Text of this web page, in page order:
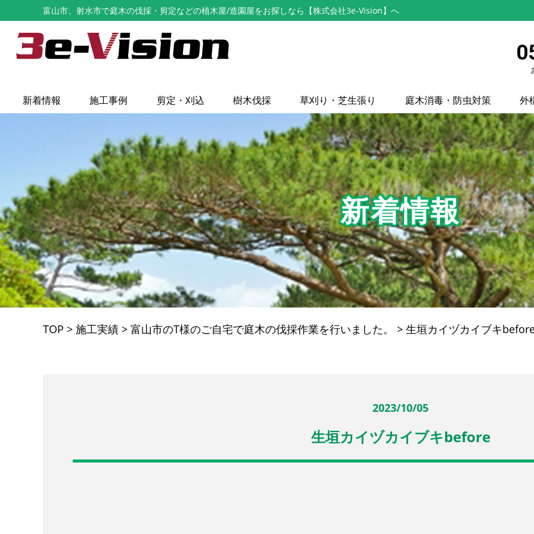
富山市、射水市で庭木の伐採・剪定などの植木屋/造園屋をお探しなら【株式会社3e-Vision】へ
新着情報 施工事例 剪定・刈込 樹木伐採 草刈り・芝生張り 庭木消毒・防虫対策 外
新着情報
TOP > 施工実績 > 富山市のT様のご自宅で庭木の伐採作業を行いました。 > 生垣カイヅカイブキ
2023/10/05
生垣カイヅカイブキbefore